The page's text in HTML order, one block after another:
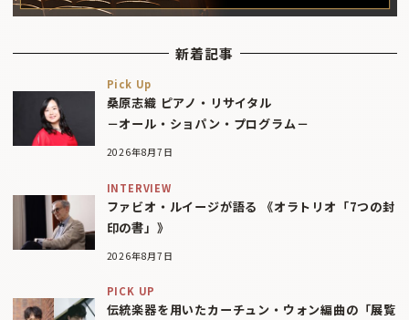
新着記事
Pick Up
桑原志織 ピアノ・リサイタル
－オール・ショパン・プログラム－
2026年8月7日
INTERVIEW
ファビオ・ルイージが語る 《オラトリオ「7つの封
印の書」》
2026年8月7日
PICK UP
伝統楽器を用いたカーチュン・ウォン編曲の「展覧